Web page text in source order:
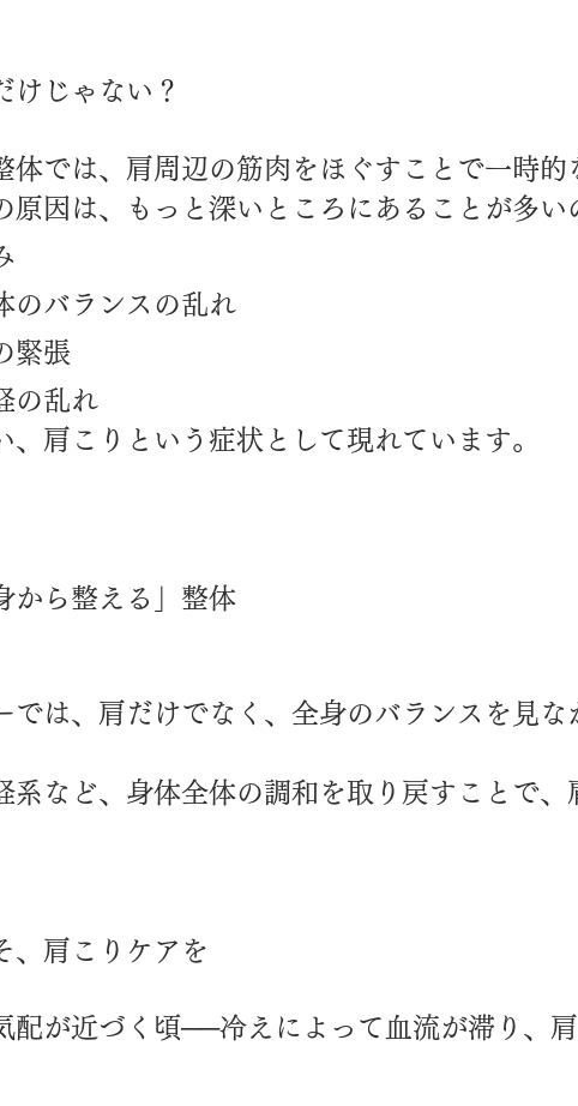
けじゃない？
体では、肩周辺の筋肉をほぐすことで一時的
原因は、もっと深いところにあることが多い
のバランスの乱れ
緊張
の乱れ
、肩こりという症状として現れています。
から整える」整体
では、肩だけでなく、全身のバランスを見な
系など、身体全体の調和を取り戻すことで、
、肩こりケアを
配が近づく頃──冷えによって血流が滞り、